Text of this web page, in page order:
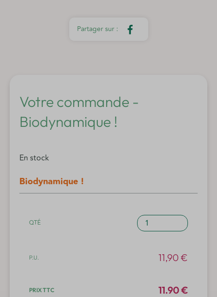
Votre commande -
Biodynamique !
En stock
Biodynamique !
quantité
de
11,90 €
11.90 €